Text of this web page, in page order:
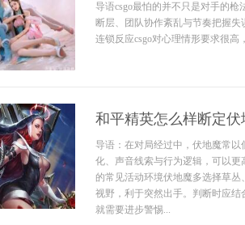
导语csgo最怕的并不只是对手的
断层、团队协作紊乱与节奏把握
连锁反应csgo对心理情形要求很
和平精英怎么样断定伏
导语：在对局经过中，伏地魔常
化、声音线索与行为逻辑，可以
的常见活动环境伏地魔多选择草
视野，利于突然出手。判断时应
就需要进步警惕...